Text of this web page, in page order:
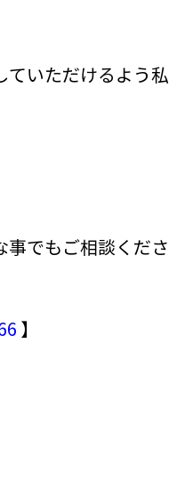
ていただけるよう私
事でもご相談くださ
】